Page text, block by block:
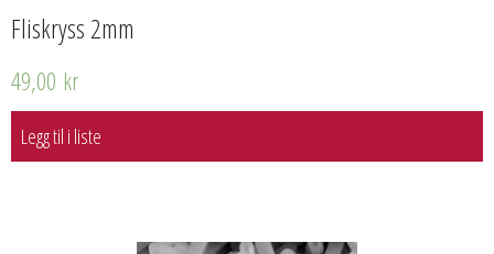
Fliskryss 2mm
49,00 kr
Legg til i liste